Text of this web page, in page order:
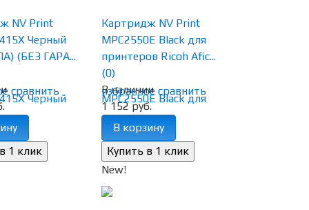
сравнить
NV Print
Черный
(БЕЗ ГАРА...
избранное сравнить
Картридж NV Print
MPC2550E Black для
принтеров Ricoh Afic...
(0)
В наличии
1 152 руб.
В корзину
New!